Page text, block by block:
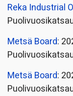
Reka Industrial
Metsä Board:
Metsä Board: